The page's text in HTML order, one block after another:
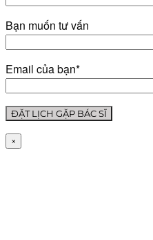
Bạn muốn tư vấn
Email của bạn*
×